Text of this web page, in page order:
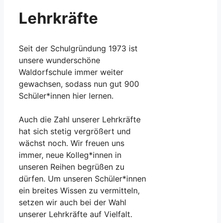
Lehrkräfte
Seit der Schulgründung 1973 ist
unsere wunderschöne
Waldorfschule immer weiter
gewachsen, sodass nun gut 900
Schüler*innen hier lernen.
Auch die Zahl unserer Lehrkräfte
hat sich stetig vergrößert und
wächst noch. Wir freuen uns
immer, neue Kolleg*innen in
unseren Reihen begrüßen zu
dürfen. Um unseren Schüler*innen
ein breites Wissen zu vermitteln,
setzen wir auch bei der Wahl
unserer Lehrkräfte auf Vielfalt.